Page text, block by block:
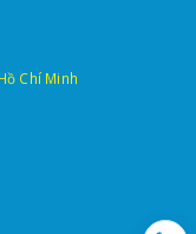
Chí Minh